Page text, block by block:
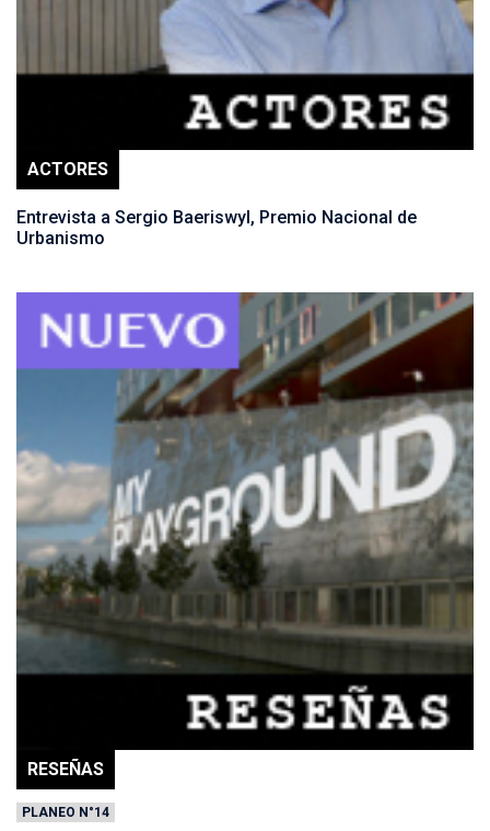
ACTORES
Entrevista a Sergio Baeriswyl, Premio Nacional de
Urbanismo
RESEÑAS
PLANEO N°14